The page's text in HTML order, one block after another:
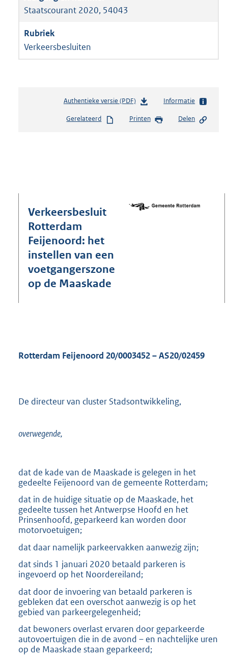
Staatscourant 2020, 54043
Verkeersbesluiten
Authentieke versie (PDF)b
s
o
Informatie
Gerelateerd Printen Delen
Verkeersbesluit
Rotterdam
Feijenoord: het
instellen van een
voetgangerszone
op de Maaskade
Rotterdam Feijenoord 20/0003452–AS20/02459
De directeur van cluster Stadsontwikkeling,
overwegende,
dat de kade van de Maaskade is gelegen in het
gedeelte Feijenoord van de gemeente Rotterdam;
dat in de huidige situatie op de Maaskade, het
gedeelte tussen het Antwerpse Hoofd en het
Prinsenhoofd, geparkeerd kan worden door
motorvoetuigen;
dat daar namelijk parkeervakken aanwezig zijn;
dat sinds 1 januari 2020 betaald parkeren is
ingevoerd op het Noordereiland;
dat door de invoering van betaald parkeren is
gebleken dat een overschot aanwezig is op het
gebied van parkeergelegenheid;
dat bewoners overlast ervaren door geparkeerde
autovoertuigen die in de avond – en nachtelijke uren
op de Maaskade staan geparkeerd;